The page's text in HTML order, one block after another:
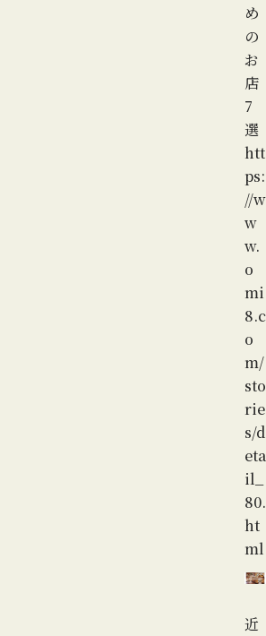
め
の
お
店
7
選
htt
ps:
//w
w
w.
o
mi
8.c
o
m/
sto
rie
s/d
eta
il_
80.
ht
ml
近